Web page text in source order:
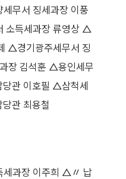
무서 징세과장 이풍
소득세과장 류영상 △
△경기광주세무서 징
장 김석훈 △용인세무
관 이호필 △삼척세
관 최용철
세과장 이주희 △〃 납